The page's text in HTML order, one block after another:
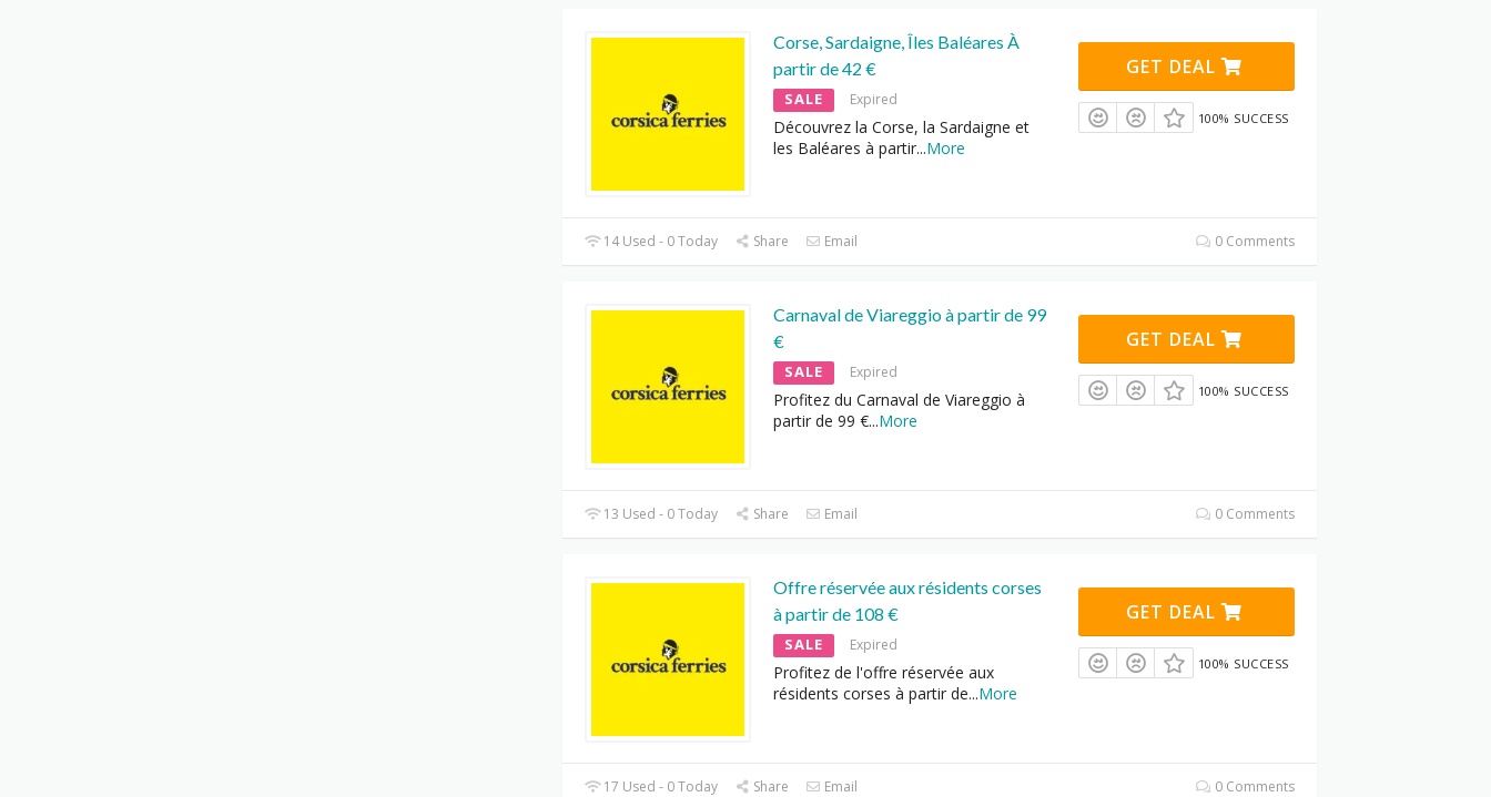
Corse, Sardaigne, Îles Baléares À
partir de 42 €
SALE Expired
Découvrez la Corse, la Sardaigne et
les Baléares à partir...More
GET DEAL
100% SUCCESS
14 Used - 0 Today Share Email 0 Comments
Carnaval de Viareggio à partir de 99
€
SALE Expired
Profitez du Carnaval de Viareggio à
partir de 99 €...More
GET DEAL
100% SUCCESS
13 Used - 0 Today Share Email 0 Comments
Offre réservée aux résidents corses
à partir de 108 €
SALE Expired
Profitez de l'offre réservée aux
résidents corses à partir de...More
GET DEAL
100% SUCCESS
17 Used - 0 Today Share Email 0 Comments